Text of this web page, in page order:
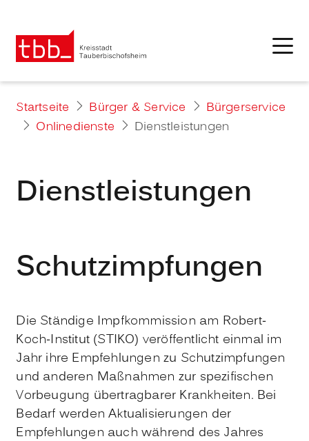
Startseite Bürger & Service
Bürgerservice
Onlinedienste
Dienstleistungen
Dienstleistungen
Schutzimpfungen
Die Ständige Impfkommission am Robert-
Koch-Institut (STIKO) veröffentlicht einmal im
Jahr ihre Empfehlungen zu Schutzimpfungen
und anderen Maßnahmen zur spezifischen
Vorbeugung übertragbarer Krankheiten. Bei
Bedarf werden Aktualisierungen der
Empfehlungen auch während des Jahres